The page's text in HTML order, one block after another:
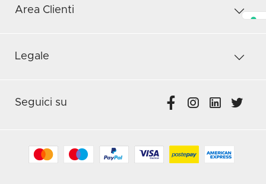
Area Clienti
Legale
Seguici su